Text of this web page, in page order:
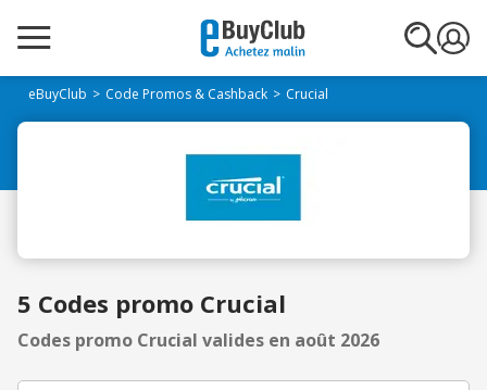
eBuyClub Code Promos & Cashback Crucial
5 Codes promo Crucial
Codes promo Crucial valides en août 2026